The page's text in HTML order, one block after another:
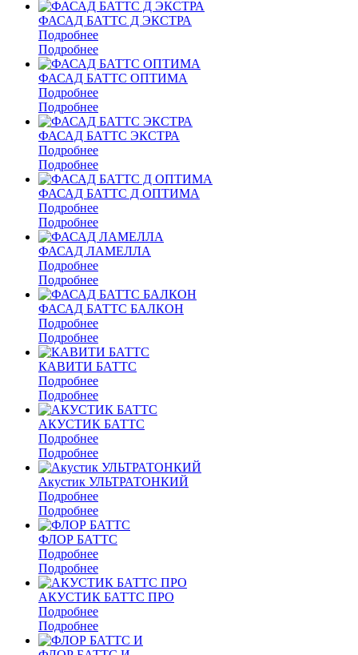
ФАСАД БАТТС Д ЭКСТРА
Подробнее
Подробнее
ФАСАД БАТТС ОПТИМА
Подробнее
Подробнее
ФАСАД БАТТС ЭКСТРА
Подробнее
Подробнее
ФАСАД БАТТС Д ОПТИМА
Подробнее
Подробнее
ФАСАД ЛАМЕЛЛА
Подробнее
Подробнее
ФАСАД БАТТС БАЛКОН
Подробнее
Подробнее
КАВИТИ БАТТС
Подробнее
Подробнее
АКУСТИК БАТТС
Подробнее
Подробнее
Акустик УЛЬТРАТОНКИЙ
Подробнее
Подробнее
ФЛОР БАТТС
Подробнее
Подробнее
АКУСТИК БАТТС ПРО
Подробнее
Подробнее